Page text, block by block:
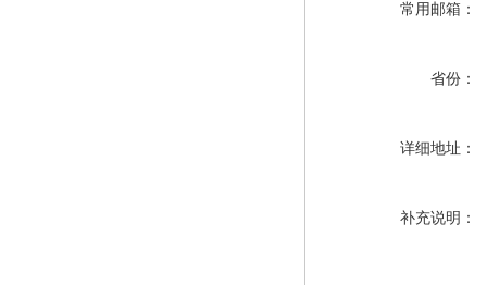
常用邮箱：
省份：
详细地址：
补充说明：